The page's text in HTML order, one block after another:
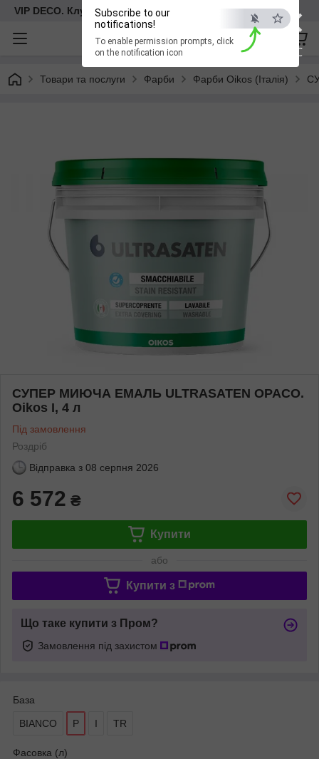
×
ESC
Subscribe to our
notifications!
To enable permission prompts, click
on the notification icon
VIP DECO. Клуб декоративних рішень
Товари та послуги Фарби Фарби Oikos (Італія)
СУПЕР МИЮЧА ЕМАЛЬ ULTRASATEN OPACO.
Oikos I, 4 л
Під замовлення
Роздріб
Відправка з 08 серпня 2026
6 572 ₴
Купити
або
Купити з
Що таке купити з Пром?
Замовлення під захистом
База
BIANCO P I TR
Фасовка (л)